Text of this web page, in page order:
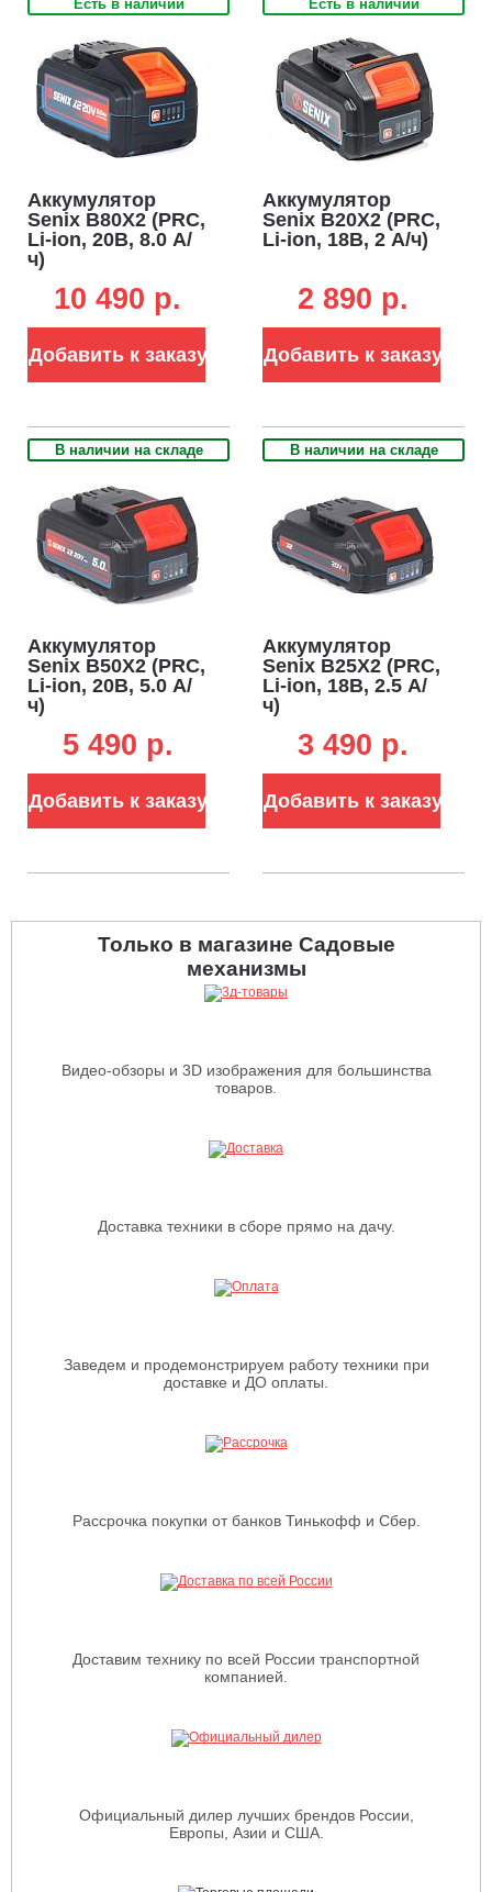
Есть в наличии
Аккумулятор
Senix B80X2 (PRC,
Li-ion, 20В, 8.0 А/
ч)
10 490 p.
Добавить к заказу
Есть в наличии
Аккумулятор
Senix B20X2 (PRC,
Li-ion, 18В, 2 А/ч)
2 890 p.
Добавить к заказу
В наличии на складе
Аккумулятор
Senix B50X2 (PRC,
Li-ion, 20В, 5.0 А/
ч)
5 490 p.
Добавить к заказу
В наличии на складе
Аккумулятор
Senix B25X2 (PRC,
Li-ion, 18В, 2.5 А/
ч)
3 490 p.
Добавить к заказу
Только в магазине Садовые
механизмы
Видео-обзоры и 3D изображения для большинства
товаров.
Доставка техники в сборе прямо на дачу.
Заведем и продемонстрируем работу техники при
доставке и ДО оплаты.
Рассрочка покупки от банков Тинькофф и Сбер.
Доставим технику по всей России транспортной
компанией.
Официальный дилер лучших брендов России,
Европы, Азии и США.